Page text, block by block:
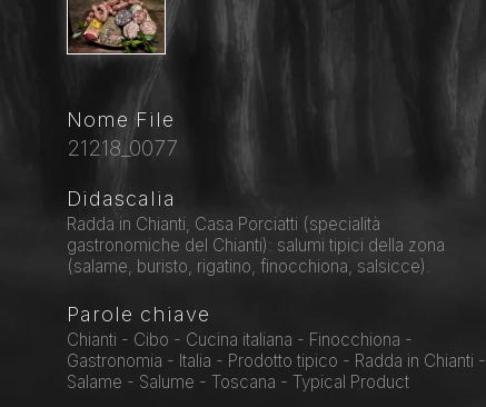
Nome File
21218_0077
Didascalia
Radda in Chianti, Casa Porciatti (specialità
gastronomiche del Chianti): salumi tipici della zona
(salame, buristo, rigatino, finocchiona, salsicce).
Parole chiave
Chianti - Cibo - Cucina italiana - Finocchiona -
Gastronomia - Italia - Prodotto tipico - Radda in Chianti -
Salame - Salume - Toscana - Typical Product